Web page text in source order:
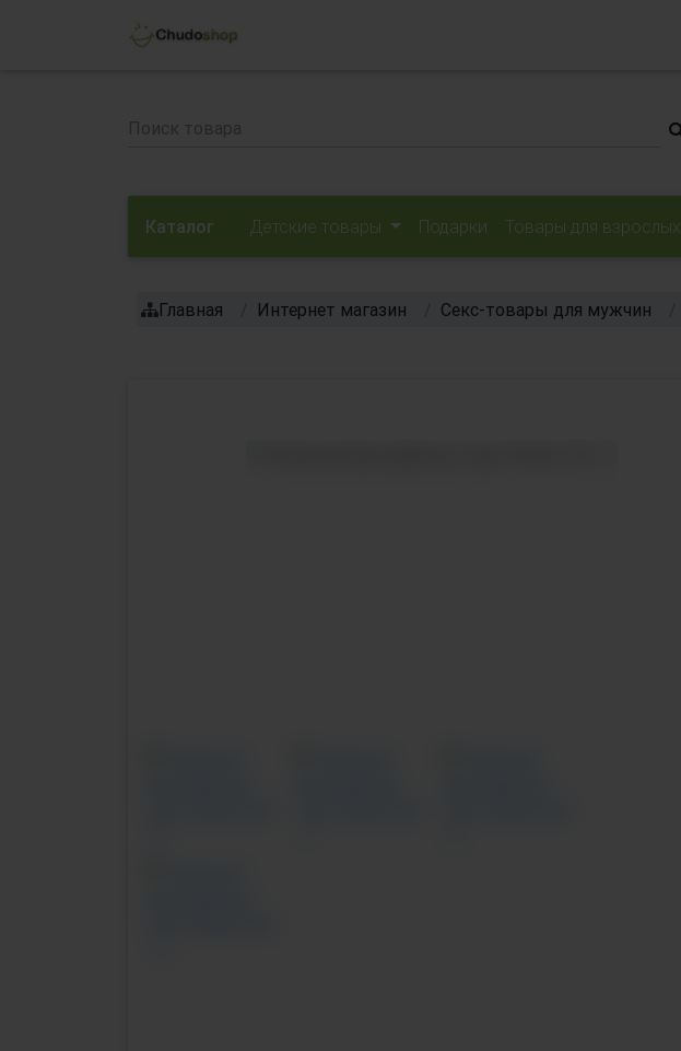
Каталог Детские товары Подарки Товары для взрослых
Главная Интернет магазин Секс-товары для мужчин